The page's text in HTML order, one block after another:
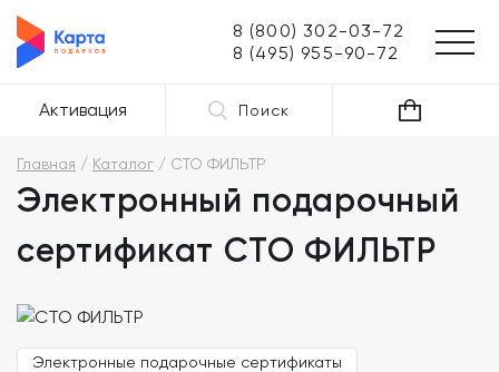
8 (800) 302-03-72
8 (495) 955-90-72
Активация Поиск
Главная Каталог СТО ФИЛЬТР
Электронный подарочный
сертификат СТО ФИЛЬТР
Электронные подарочные сертификаты